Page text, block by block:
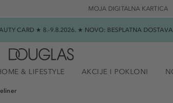
MOJA DIGITALNA KARTICA
CARD ★ 8.-9.8.2026. ★ NOVO: BESPLATNA
& LIFESTYLE AKCIJE I POKLONI